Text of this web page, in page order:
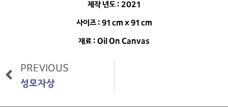
제작 년도 : 2021
사이즈 : 91 cm x 91 cm
재료 : Oil On Canvas
PREVIOUS
성모자상